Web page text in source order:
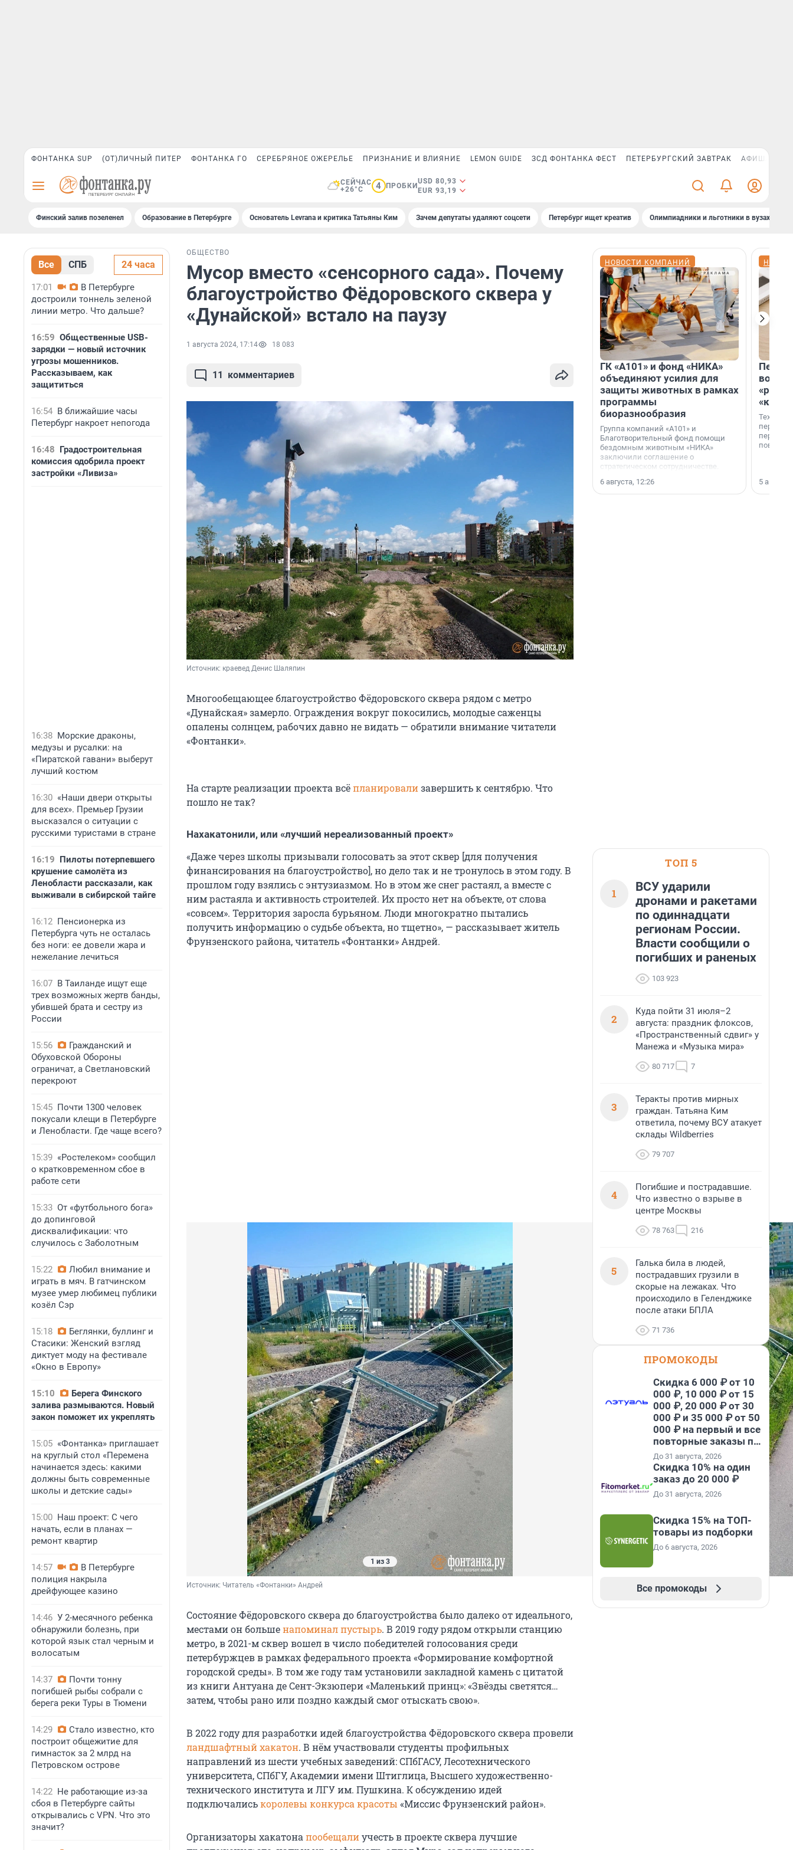
ФОНТАНКА SUP (ОТ)ЛИЧНЫЙ ПИТЕР ФОНТАНКА ГО СЕРЕБРЯНОЕ ОЖЕРЕЛЬЕ ПРИЗНАНИЕ И ВЛИЯНИЕ LEMON GUIDE ЗСД ФОНТАНКА ФЕСТ ПЕТЕРБУРГСКИЙ ЗАВТРАК АФИША PLUS
СЕЙЧАС
+26°C
4 ПРОБКИ
USD 80,93
EUR 93,19
Финский залив позеленел Образование в Петербурге Основатель Levrana и критика Татьяны Ким Зачем депутаты удаляют соцсети Петербург ищет креатив Олимпиадники и льготники в вузах СПб
Все СПБ 24 часа
17:01
В Петербурге
достроили тоннель зеленой
линии метро. Что дальше?
16:59 Общественные USB-
зарядки — новый источник
угрозы мошенников.
Рассказываем, как
защититься
16:54 В ближайшие часы
Петербург накроет непогода
16:48 Градостроительная
комиссия одобрила проект
застройки «Ливиза»
16:38 Морские драконы,
медузы и русалки: на
«Пиратской гавани» выберут
лучший костюм
16:30 «Наши двери открыты
для всех». Премьер Грузии
высказался о ситуации с
русскими туристами в стране
16:19 Пилоты потерпевшего
крушение самолёта из
Ленобласти рассказали, как
выживали в сибирской тайге
16:12 Пенсионерка из
Петербурга чуть не осталась
без ноги: ее довели жара и
нежелание лечиться
16:07 В Таиланде ищут еще
трех возможных жертв банды,
убившей брата и сестру из
России
15:56
Гражданский и
Обуховской Обороны
ограничат, а Светлановский
перекроют
15:45 Почти 1300 человек
покусали клещи в Петербурге
и Ленобласти. Где чаще всего?
15:39 «Ростелеком» сообщил
о кратковременном сбое в
работе сети
15:33 От «футбольного бога»
до допинговой
дисквалификации: что
случилось с Заболотным
15:22
Любил внимание и
играть в мяч. В гатчинском
музее умер любимец публики
козёл Сэр
15:18
Беглянки, буллинг и
Стасики: Женский взгляд
диктует моду на фестивале
«Окно в Европу»
15:10
Берега Финского
залива размываются. Новый
закон поможет их укреплять
15:05 «Фонтанка» приглашает
на круглый стол «Перемена
начинается здесь: какими
должны быть современные
школы и детские сады»
15:00 Наш проект: С чего
начать, если в планах —
ремонт квартир
14:57
В Петербурге
полиция накрыла
дрейфующее казино
14:46 У 2-месячного ребенка
обнаружили болезнь, при
которой язык стал черным и
волосатым
14:37
Почти тонну
погибшей рыбы собрали с
берега реки Туры в Тюмени
14:29
Стало известно, кто
построит общежитие для
гимнасток за 2 млрд на
Петровском острове
14:22 Не работающие из-за
сбоя в Петербурге сайты
открывались с VPN. Что это
значит?
ОБЩЕСТВО
Мусор вместо «сенсорного сада». Почему
благоустройство Фёдоровского сквера у
«Дунайской» встало на паузу
1 августа 2024, 17:14 18 083
11 комментариев
Источник: краевед Денис Шаляпин
Многообещающее благоустройство Фёдоровского сквера рядом с метро
«Дунайская» замерло. Ограждения вокруг покосились, молодые саженцы
опалены солнцем, рабочих давно не видать — обратили внимание читатели
«Фонтанки».
На старте реализации проекта всёпланировализавершить к сентябрю. Что
пошло не так?
Нахакатонили, или «лучший нереализованный проект»
«Даже через школы призывали голосовать за этот сквер [для получения
финансирования на благоустройство], но дело так и не тронулось в этом году. В
прошлом году взялись с энтузиазмом. Но в этом же снег растаял, а вместе с
ним растаяла и активность строителей. Их просто нет на объекте, от слова
«совсем». Территория заросла бурьяном. Люди многократно пытались
получить информацию о судьбе объекта, но тщетно», — рассказывает житель
Фрунзенского района, читатель «Фонтанки» Андрей.
1 из 3
Источник: Читатель «Фонтанки» Андрей
Состояние Фёдоровского сквера до благоустройства было далеко от идеального,
местами он большенапоминал пустырь. В 2019 году рядом открыли станцию
метро, в 2021-м сквер вошел в число победителей голосования среди
петербуржцев в рамках федерального проекта «Формирование комфортной
городской среды». В том же году там установили закладной камень с цитатой
из книги Антуана де Сент-Экзюпери «Маленький принц»: «Звёзды светятся…
затем, чтобы рано или поздно каждый смог отыскать свою».
В 2022 году для разработки идей благоустройства Фёдоровского сквера провели
ландшафтный хакатон. В нём участвовали студенты профильных
направлений из шести учебных заведений: СПбГАСУ, Лесотехнического
университета, СПбГУ, Академии имени Штиглица, Высшего художественно-
технического института и ЛГУ им. Пушкина. К обсуждению идей
подключалиськоролевы конкурса красоты «Миссис Фрунзенский район».
Организаторы хакатона пообещалиучесть в проекте сквера лучшие
НОВОСТИ КОМПАНИЙ
ГК «А101» и фонд «НИКА»
объединяют усилия для
защиты животных в рамках
программы
биоразнообразия
Группа компаний «А101» и
Благотворительный фонд помощи
бездомным животным «НИКА»
заключили соглашение о
стратегическом сотрудничестве.
6 августа, 12:26
5
ТОП 5
1
ВСУ ударили
дронами и ракетами
по одиннадцати
регионам России.
Власти сообщили о
погибших и раненых
103 923
2
Куда пойти 31 июля–2
августа: праздник флоксов,
«Пространственный сдвиг» у
Манежа и «Музыка мира»
80 717 7
3
Теракты против мирных
граждан. Татьяна Ким
ответила, почему ВСУ атакует
склады Wildberries
79 707
4
Погибшие и пострадавшие.
Что известно о взрыве в
центре Москвы
78 763 216
5
Галька била в людей,
пострадавших грузили в
скорые на лежаках. Что
происходило в Геленджике
после атаки БПЛА
71 736
ПРОМОКОДЫ
Скидка 6 000 ₽ от 10
000 ₽, 10 000 ₽ от 15
000 ₽, 20 000 ₽ от 30
000 ₽ и 35 000 ₽ от 50
000 ₽ на первый и все
повторные заказы по
промокоду НАБЕРИ
До 31 августа, 2026
Скидка 10% на один
заказ до 20 000 ₽
До 31 августа, 2026
Скидка 15% на ТОП-
товары из подборки
До 6 августа, 2026
Все промокоды